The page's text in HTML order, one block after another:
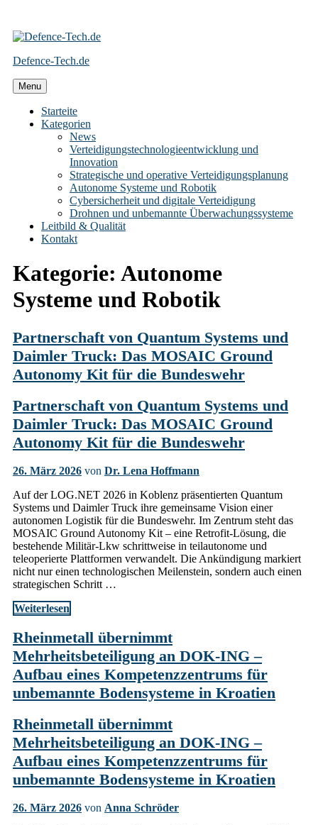
Skip
content
Defence-Tech.de
Menu
Starteite
Kategorien
News
Verteidigungstechnologieentwicklung und
Innovation
Strategische und operative Verteidigungsplanung
Autonome Systeme und Robotik
Cybersicherheit und digitale Verteidigung
Drohnen und unbemannte Überwachungssysteme
Leitbild & Qualität
Kontakt
Kategorie: Autonome
Systeme und Robotik
Partnerschaft von Quantum Systems und
Daimler Truck: Das MOSAIC Ground
Autonomy Kit für die Bundeswehr
Partnerschaft von Quantum Systems und
Daimler Truck: Das MOSAIC Ground
Autonomy Kit für die Bundeswehr
26. März 2026 von Dr. Lena Hoffmann
Auf der LOG.NET 2026 in Koblenz präsentierten Quantum
Systems und Daimler Truck ihre gemeinsame Vision einer
autonomen Logistik für die Bundeswehr. Im Zentrum steht das
MOSAIC Ground Autonomy Kit – eine Retrofit-Lösung, die
bestehende Militär-Lkw schrittweise in teilautonome und
teleoperierte Plattformen verwandelt. Die Ankündigung markiert
nicht nur einen technologischen Meilenstein, sondern auch einen
strategischen Schritt …
Weiterlesen
Rheinmetall übernimmt
Mehrheitsbeteiligung an DOK-ING –
Aufbau eines Kompetenzzentrums für
unbemannte Bodensysteme in Kroatien
Rheinmetall übernimmt
Mehrheitsbeteiligung an DOK-ING –
Aufbau eines Kompetenzzentrums für
unbemannte Bodensysteme in Kroatien
26. März 2026 von Anna Schröder